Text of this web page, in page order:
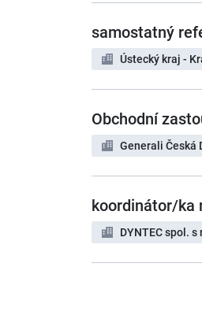
samostatný
Ústecký kraj -
Obchodní
Generali Česká
koordinátor/ka
DYNTEC spol.